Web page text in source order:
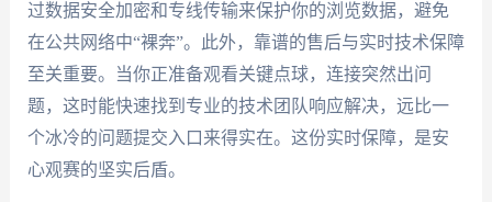
过数据安全加密和专线传输来保护你的浏览数据，避免
在公共网络中“裸奔”。此外，靠谱的售后与实时技术保障
至关重要。当你正准备观看关键点球，连接突然出问
题，这时能快速找到专业的技术团队响应解决，远比一
个冰冷的问题提交入口来得实在。这份实时保障，是安
心观赛的坚实后盾。